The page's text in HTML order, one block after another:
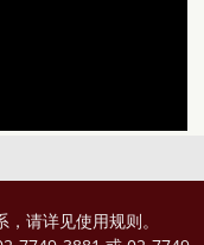
，请详见使用规则。